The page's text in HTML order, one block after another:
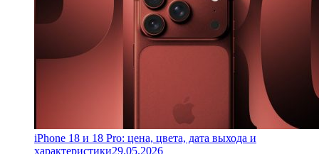
iPhone 18 и 18 Pro: цена, цвета, дата выхода и
характеристики29.05.2026